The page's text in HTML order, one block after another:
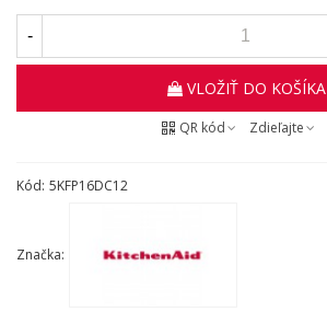
-
VLOŽIŤ DO KOŠÍKA
QR kód Zdieľajte
Kód: 5KFP16DC12
Značka: